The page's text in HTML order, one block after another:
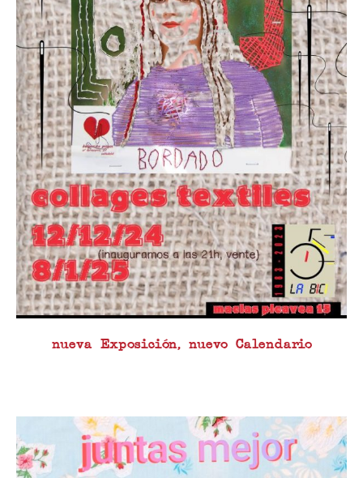
nueva Exposición, nuevo Calendario